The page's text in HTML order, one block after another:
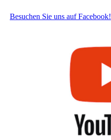
Besuchen Sie uns auf Facebook!